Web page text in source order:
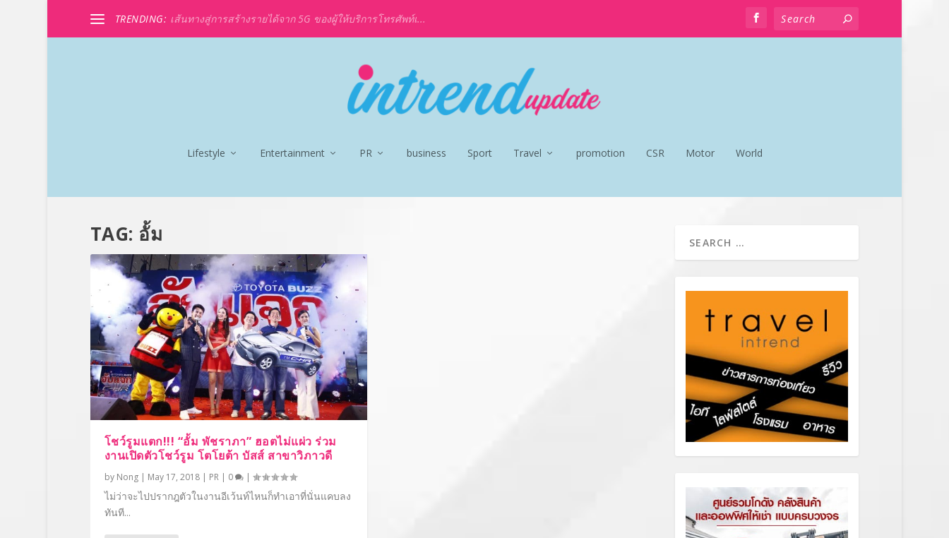
TRENDING: เส้นทางสู่การสร้างรายได้จาก 5G ของผู้ให้บริการโทรศัพท์เ...
Lifestyle Entertainment PR business Sport Travel promotion CSR Motor World
TAG: อั้ม
โชว์รูมแตก!!! “อั้ม พัชราภา” ฮอตไม่แผ่ว ร่วม
งานเปิดตัวโชว์รูม โตโยต้า บัสส์ สาขาวิภาวดี
by Nong| May 17, 2018| PR| 0 |
ไม่ว่าจะไปปรากฎตัวในงานอีเว้นท์ไหนก็ทำเอาที่นั่นแคบลง
ทันที...